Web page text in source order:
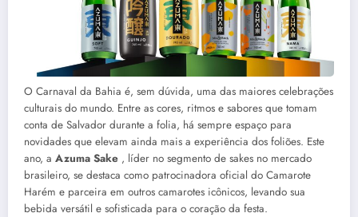
O Carnaval da Bahia é, sem dúvida, uma das maiores celebrações
culturais do mundo. Entre as cores, ritmos e sabores que tomam
conta de Salvador durante a folia, há sempre espaço para
novidades que elevam ainda mais a experiência dos foliões. Este
ano, a Azuma Sake , líder no segmento de sakes no mercado
brasileiro, se destaca como patrocinadora oficial do Camarote
Harém e parceira em outros camarotes icônicos, levando sua
bebida versátil e sofisticada para o coração da festa.